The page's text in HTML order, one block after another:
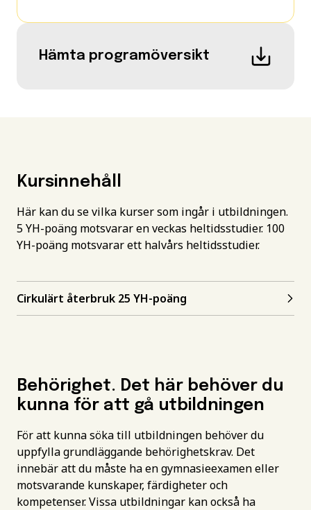
Hämta programöversikt
Kursinnehåll
Här kan du se vilka kurser som ingår i utbildningen.
5 YH-poäng motsvarar en veckas heltidsstudier. 100
YH-poäng motsvarar ett halvårs heltidsstudier.
Cirkulärt återbruk 25 YH-poäng
Behörighet. Det här behöver du
kunna för att gå utbildningen
För att kunna söka till utbildningen behöver du
uppfylla grundläggande behörighetskrav. Det
innebär att du måste ha en gymnasieexamen eller
motsvarande kunskaper, färdigheter och
kompetenser. Vissa utbildningar kan också ha